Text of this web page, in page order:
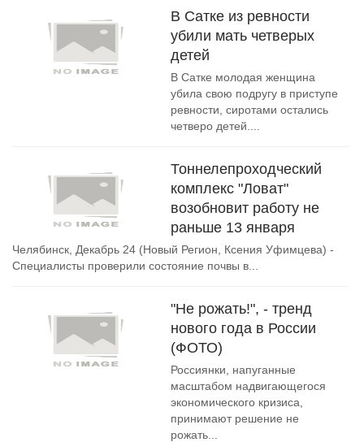
В Сатке из ревности
убили мать четверых
детей
В Сатке молодая женщина
убила свою подругу в приступе
ревности, сиротами остались
четверо детей....
Тоннелепроходческий
комплекс "Ловат"
возобновит работу не
раньше 13 января
Челябинск, Декабрь 24 (Новый Регион, Ксения Уфимцева) -
Специалисты проверили состояние почвы в...
"Не рожать!", - тренд
нового года в России
(ФОТО)
Россиянки, напуганные
масштабом надвигающегося
экономического кризиса,
принимают решение не
рожать...